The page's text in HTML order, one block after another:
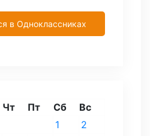
в Одноклассниках
Чт Пт Сб Вс
1
2